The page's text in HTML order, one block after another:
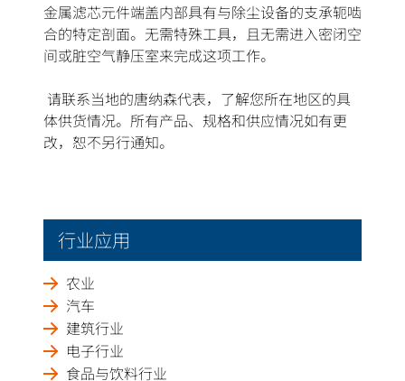
金属滤芯元件端盖内部具有与除尘设备的支承轭啮
合的特定剖面。无需特殊工具，且无需进入密闭空
间或脏空气静压室来完成这项工作。
请联系当地的唐纳森代表，了解您所在地区的具
体供货情况。所有产品、规格和供应情况如有更
改，恕不另行通知。
行业应用
农业
汽车
建筑行业
电子行业
食品与饮料行业